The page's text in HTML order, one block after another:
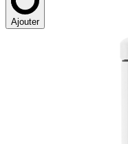
Ajouter